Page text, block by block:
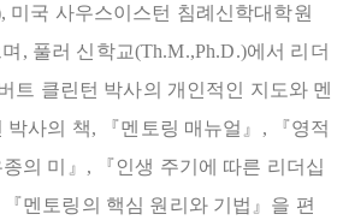
미국 사우스이스턴 침례신학대학원
, 풀러 신학교(Th.M.,Ph.D.)에서 리더
트 클린턴 박사의 개인적인 지도와 멘
박사의 책, 『멘토링 매뉴얼』, 『영적
의 미』, 『인생 주기에 따른 리더십
멘토링의 핵심 원리와 기법』을 편